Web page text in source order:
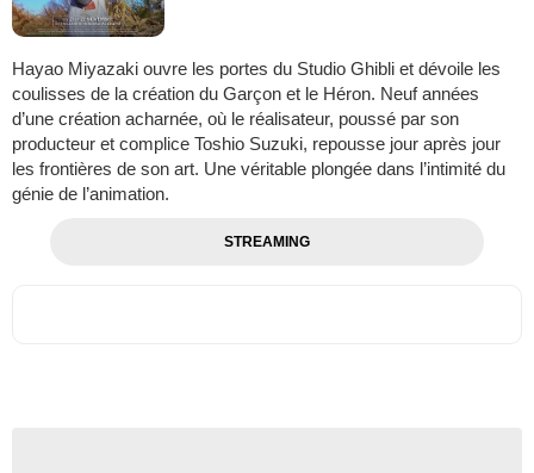
Hayao Miyazaki ouvre les portes du Studio Ghibli et dévoile les
coulisses de la création du Garçon et le Héron. Neuf années
d’une création acharnée, où le réalisateur, poussé par son
producteur et complice Toshio Suzuki, repousse jour après jour
les frontières de son art. Une véritable plongée dans l’intimité du
génie de l’animation.
STREAMING